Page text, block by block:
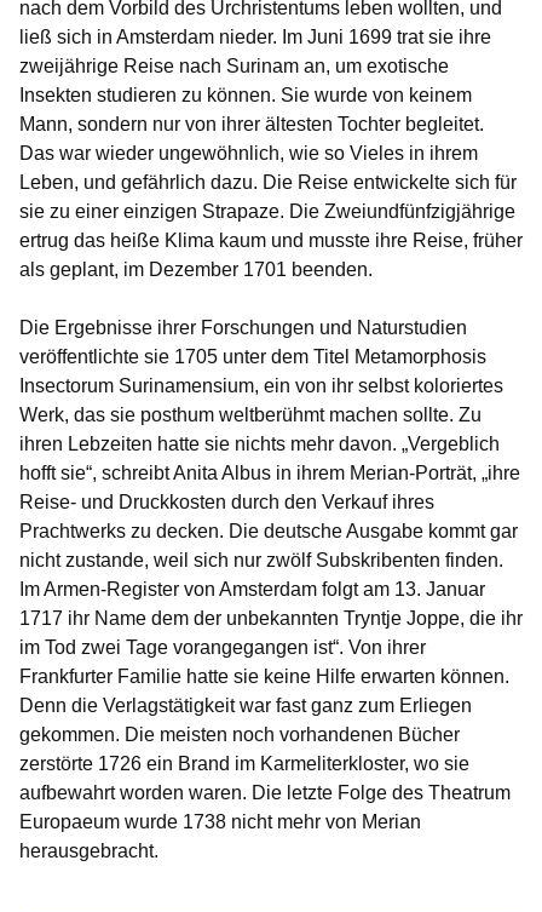
nach dem Vorbild des Urchristentums leben wollten, und
ließ sich in Amsterdam nieder. Im Juni 1699 trat sie ihre
zweijährige Reise nach Surinam an, um exotische
Insekten studieren zu können. Sie wurde von keinem
Mann, sondern nur von ihrer ältesten Tochter begleitet.
Das war wieder ungewöhnlich, wie so Vieles in ihrem
Leben, und gefährlich dazu. Die Reise entwickelte sich für
sie zu einer einzigen Strapaze. Die Zweiundfünfzigjährige
ertrug das heiße Klima kaum und musste ihre Reise, früher
als geplant, im Dezember 1701 beenden.
Die Ergebnisse ihrer Forschungen und Naturstudien
veröffentlichte sie 1705 unter dem Titel Metamorphosis
Insectorum Surinamensium, ein von ihr selbst koloriertes
Werk, das sie posthum weltberühmt machen sollte. Zu
ihren Lebzeiten hatte sie nichts mehr davon. „Vergeblich
hofft sie“, schreibt Anita Albus in ihrem Merian-Porträt, „ihre
Reise- und Druckkosten durch den Verkauf ihres
Prachtwerks zu decken. Die deutsche Ausgabe kommt gar
nicht zustande, weil sich nur zwölf Subskribenten finden.
Im Armen-Register von Amsterdam folgt am 13. Januar
1717 ihr Name dem der unbekannten Tryntje Joppe, die ihr
im Tod zwei Tage vorangegangen ist“. Von ihrer
Frankfurter Familie hatte sie keine Hilfe erwarten können.
Denn die Verlagstätigkeit war fast ganz zum Erliegen
gekommen. Die meisten noch vorhandenen Bücher
zerstörte 1726 ein Brand im Karmeliterkloster, wo sie
aufbewahrt worden waren. Die letzte Folge des Theatrum
Europaeum wurde 1738 nicht mehr von Merian
herausgebracht.